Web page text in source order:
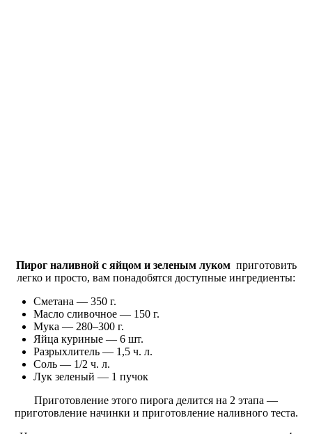
Пирог наливной с яйцом и зеленым луком приготовить
легко и просто, вам понадобятся доступные ингредиенты:
Сметана — 350 г.
Масло сливочное — 150 г.
Мука — 280–300 г.
Яйца куриные — 6 шт.
Разрыхлитель — 1,5 ч. л.
Соль — 1/2 ч. л.
Лук зеленый — 1 пучок
Приготовление этого пирога делится на 2 этапа —
приготовление начинки и приготовление наливного теста.